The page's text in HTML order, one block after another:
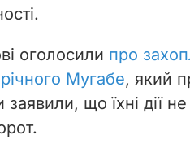
оголосили про
Мугабе, який
заявили, що їхні дії